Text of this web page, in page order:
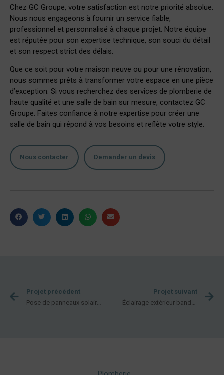
Chez GC Groupe, votre satisfaction est notre priorité absolue.
Nous nous engageons à fournir un service fiable,
professionnel et personnalisé à chaque projet. Notre équipe
est réputée pour son expertise technique, son souci du détail
et son respect strict des délais.
Que ce soit pour votre maison neuve ou pour une rénovation,
nous sommes prêts à transformer votre espace en une pièce
d’exception. Si vous recherchez des services de plomberie de
haute qualité et une salle de bain sur mesure, contactez GC
Groupe. Faites confiance à notre expertise pour créer une
salle de bain qui répond à vos besoins et reflète votre style.
Nous contacter Demander un devis
Projet précédent
Projet suivant